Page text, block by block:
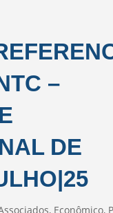
–
DE
, Econômico,